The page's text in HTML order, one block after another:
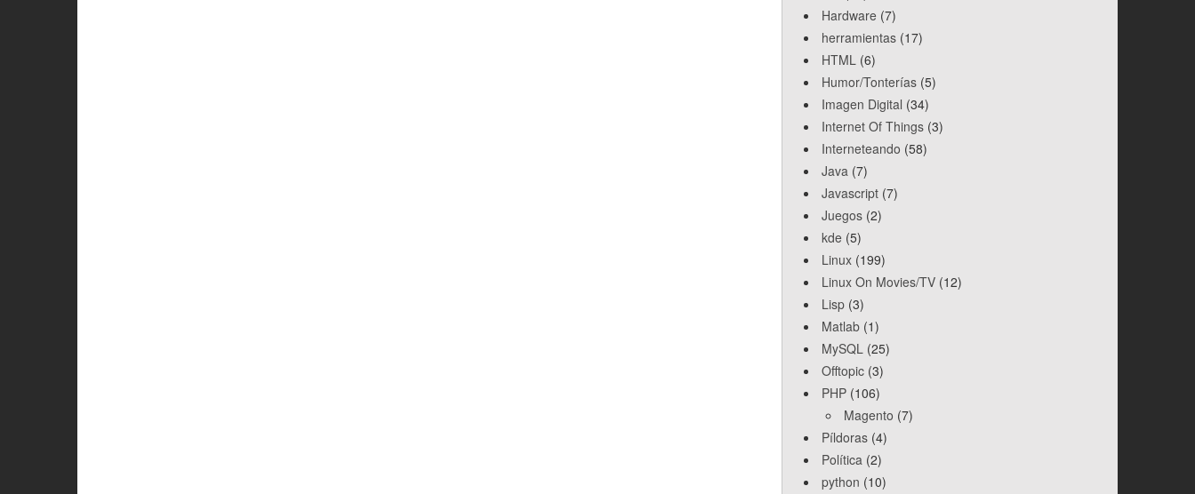
Hardware (7)
herramientas (17)
HTML (6)
Humor/Tonterías (5)
Imagen Digital (34)
Internet Of Things (3)
Interneteando (58)
Java (7)
Javascript (7)
Juegos (2)
kde (5)
Linux (199)
Linux On Movies/TV (12)
Lisp (3)
Matlab (1)
MySQL (25)
Offtopic (3)
PHP (106)
Magento (7)
Píldoras (4)
Política (2)
python (10)